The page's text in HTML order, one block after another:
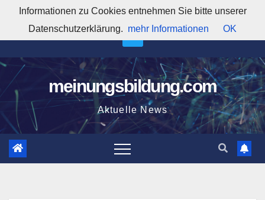
springen
5:08:40 AM
meinungsbildung.com
Aktuelle News
Informationen zu Cookies entnehmen Sie bitte unserer
Datenschutzerklärung. mehr Informationen OK